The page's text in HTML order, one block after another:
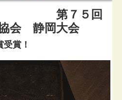
５回
会 静岡大会
賞！